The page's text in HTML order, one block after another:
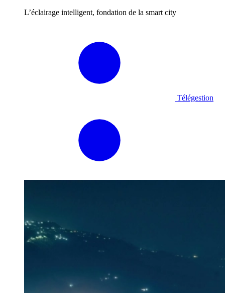
L’éclairage intelligent, fondation de la smart city
Télégestion